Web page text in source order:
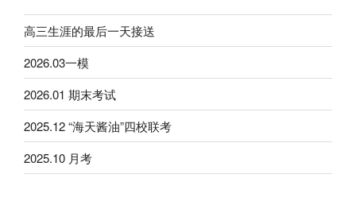
高三生涯的最后一天接送
2026.03一模
2026.01 期末考试
2025.12 “海天酱油”四校联考
2025.10 月考